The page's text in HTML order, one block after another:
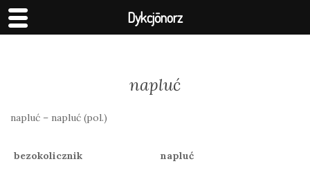
napluć
napluć – napluć (pol.)
bezokolicznik napluć
Dykcjōnorz